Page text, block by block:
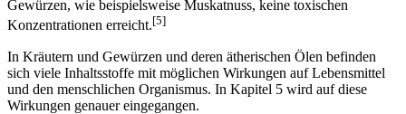
Gewürzen, wie beispielsweise Muskatnuss, keine toxischen
Konzentrationen erreicht.[5]
In Kräutern und Gewürzen und deren ätherischen Ölen befinden
sich viele Inhaltsstoffe mit möglichen Wirkungen auf Lebensmittel
und den menschlichen Organismus. In Kapitel 5 wird auf diese
Wirkungen genauer eingegangen.